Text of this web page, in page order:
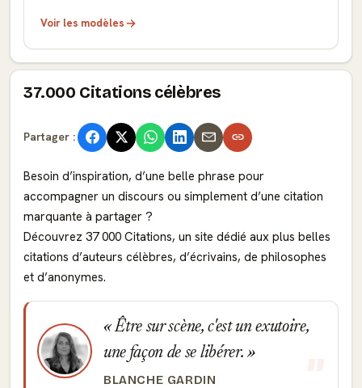
Voir les modèles
37.000 Citations célèbres
Partager :
Besoin d’inspiration, d’une belle phrase pour
accompagner un discours ou simplement d’une citation
marquante à partager ?
Découvrez 37 000 Citations, un site dédié aux plus belles
citations d’auteurs célèbres, d’écrivains, de philosophes
et d’anonymes.
Être sur scène, c'est un exutoire,
une façon de se libérer.
BLANCHE GARDIN